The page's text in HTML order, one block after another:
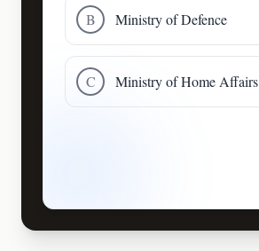
B Ministry of Defence
C Ministry of Home Affairs